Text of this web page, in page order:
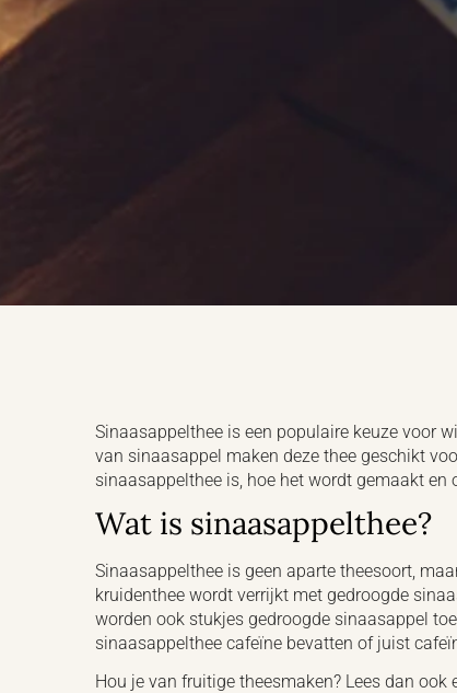
Sinaasappelthee is een populaire keuze voor
van sinaasappel maken deze thee geschikt
sinaasappelthee is, hoe het wordt gemaakt
Wat is sinaasappelthee?
Sinaasappelthee is geen aparte theesoort,
kruidenthee wordt verrijkt met gedroogde
worden ook stukjes gedroogde sinaasappel
sinaasappelthee cafeïne bevatten of juist
Hou je van fruitige theesmaken? Lees dan ook